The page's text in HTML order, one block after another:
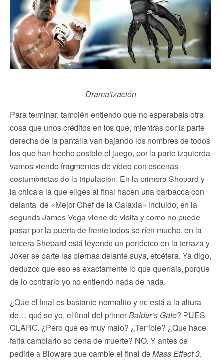
Dramatización
Para terminar, también entiendo que no esperabais otra
cosa que unos créditos en los que, mientras por la parte
derecha de la pantalla van bajando los nombres de todos
los que han hecho posible el juego, por la parte izquierda
vamos viendo fragmentos de vídeo con escenas
costumbristas de la tripulación. En la primera Shepard y
la chica a la que eliges al final hacen una barbacoa con
delantal de «Mejor Chef de la Galaxia» incluido, en la
segunda James Vega viene de visita y como no puede
pasar por la puerta de frente todos se ríen mucho, en la
tercera Shepard está leyendo un periódico en la terraza y
Joker se parte las piernas delante suya, etcétera. Ya digo,
deduzco que eso es exactamente lo que queríais, porque
de lo contrario yo no entiendo nada de nada.
¿Que el final es bastante normalito y no está a la altura
de… qué se yo, el final del primerBaldur’s Gate? PUES
CLARO. ¿Pero que es muy malo? ¿Terrible? ¿Que hace
falta cambiarlo so pena de muerte? NO. Y antes de
pedirle a Bioware que cambie el final deMass Effect 3,